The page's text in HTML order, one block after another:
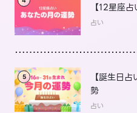
【12星座
占い
5
【誕生日
勢
占い